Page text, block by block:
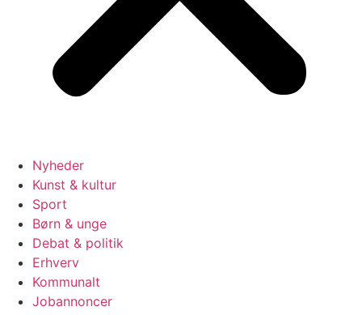
Nyheder
Kunst & kultur
Sport
Børn & unge
Debat & politik
Erhverv
Kommunalt
Jobannoncer